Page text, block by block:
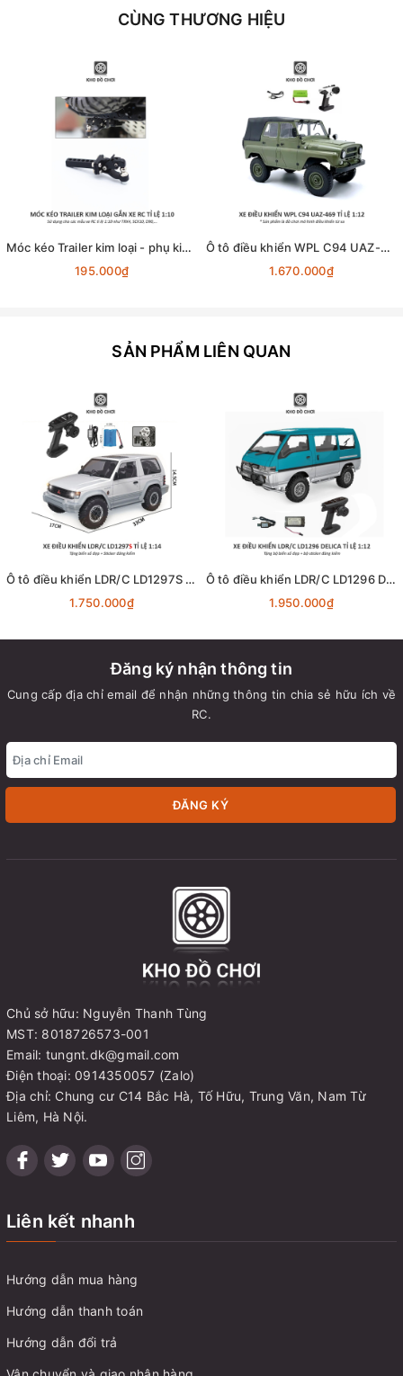
CÙNG THƯƠNG HIỆU
Móc kéo Trailer kim loại - phụ kiện lắp cho xe RC tỉ lệ 1:10
195.000₫
Ô tô điều khiển WPL C94 UAZ-469 4x4 1:12 - RTR [TẶNG BIỂN + STICKER]
1.670.000₫
SẢN PHẨM LIÊN QUAN
Ô tô điều khiển LDR/C LD1297S Pajero Offroad 4x4 1:14 - RTR [TẶNG BIỂN SỐ]
1.750.000₫
Ô tô điều khiển LDR/C LD1296 Delica MPV 4x4 1:12 - RTR [TẶNG BIỂN SỐ]
1.950.000₫
Đăng ký nhận thông tin
Cung cấp địa chỉ email để nhận những thông tin chia sẻ hữu ích về
RC.
ĐĂNG KÝ
Chủ sở hữu: Nguyễn Thanh Tùng
MST: 8018726573-001
Email: tungnt.dk@gmail.com
Điện thoại: 0914350057 (Zalo)
Địa chỉ: Chung cư C14 Bắc Hà, Tố Hữu, Trung Văn, Nam Từ
Liêm, Hà Nội.
Liên kết nhanh
Hướng dẫn mua hàng
Hướng dẫn thanh toán
Hướng dẫn đổi trả